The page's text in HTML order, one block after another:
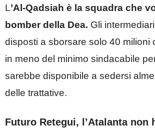
L’Al-Qadsiah è la squadra che
bomber della Dea. Gli
disposti a sborsare solo 40 milioni
in meno del minimo sindacabile
sarebbe disponibile a sedersi
delle trattative.
Futuro Retegui, l’Atalanta non